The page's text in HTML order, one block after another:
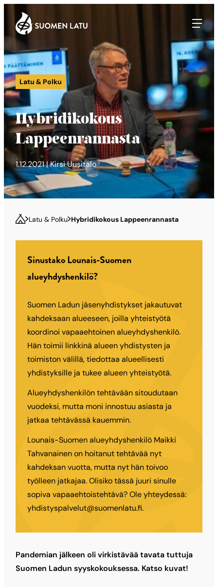
Siirry
suoraan
sisältöön
Suomen Latu
Latu & Polku
Hybridikokous
Lappeenrannasta
1.12.2021 | Kirsi Uusitalo
Latu & Polku Hybridikokous Lappeenrannasta
Sinustako Lounais-Suomen
alueyhdyshenkilö?
Suomen Ladun jäsenyhdistykset jakautuvat
kahdeksaan alueeseen, joilla yhteistyötä
koordinoi vapaaehtoinen alueyhdyshenkilö.
Hän toimii linkkinä alueen yhdistysten ja
toimiston välillä, tiedottaa alueellisesti
yhdistyksille ja tukee alueen yhteistyötä.
Alueyhdyshenkilön tehtävään sitoudutaan
vuodeksi, mutta moni innostuu asiasta ja
jatkaa tehtävässä kauemmin.
Lounais-Suomen alueyhdyshenkilö Maikki
Tahvanainen on hoitanut tehtävää nyt
kahdeksan vuotta, mutta nyt hän toivoo
työlleen jatkajaa. Olisiko tässä juuri sinulle
sopiva vapaaehtoistehtävä? Ole yhteydessä:
yhdistyspalvelut@suomenlatu.fi.
Pandemian jälkeen oli virkistävää tavata tuttuja
Suomen Ladun syyskokouksessa. Katso kuvat!